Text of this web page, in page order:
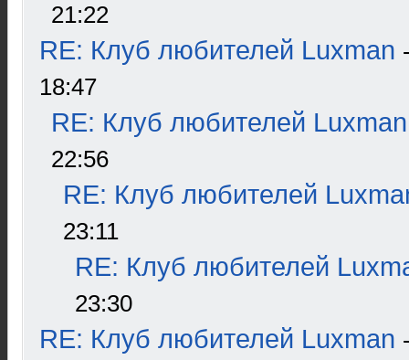
21:22
RE: Клуб любителей Luxman
18:47
RE: Клуб любителей Luxman
22:56
RE: Клуб любителей
23:11
RE: Клуб любителей
23:30
RE: Клуб любителей Luxman